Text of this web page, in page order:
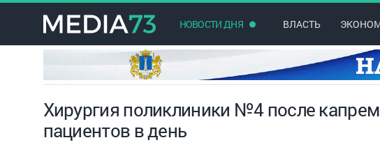
НОВОСТИ ДНЯ ВЛАСТЬ
Хирургия поликлиники №4 после
пациентов в день